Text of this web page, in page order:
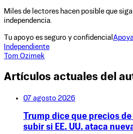
Miles de lectores hacen posible que
independencia.
Tu apoyo es seguro y confidencial
Independiente
Tom Ozimek
Artículos actuales del
07 agosto 2026
Trump dice que precios
subir si EE. UU. ataca